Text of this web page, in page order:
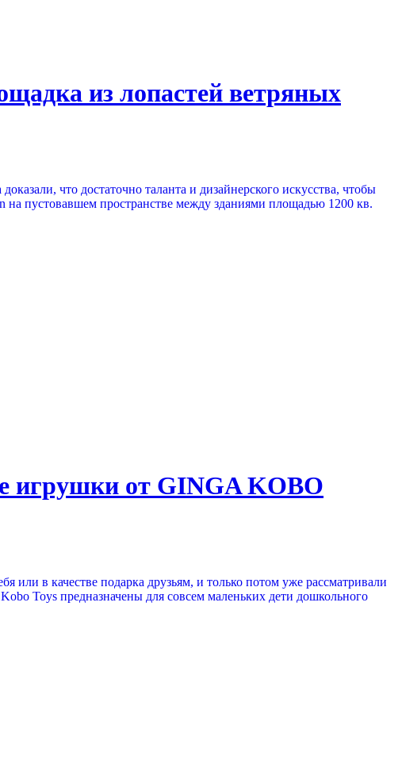
из лопастей ветряных
что достаточно таланта и дизайнерского искусства, чтобы
на пустовавшем пространстве между зданиями площадью 1200 кв.
игрушки от GINGA KOBO
или в качестве подарка друзьям, и только потом уже рассматривали
Toys предназначены для совсем маленьких дети дошкольного